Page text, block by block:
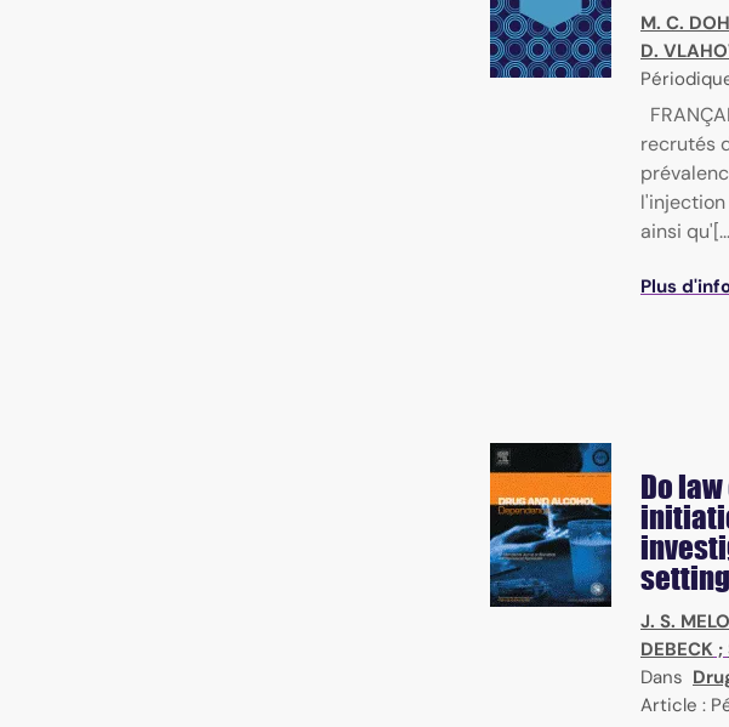
M. C.
D.
recrutés
ainsi
Plus
Do
J. S. MELO
DEBECK ;
Dans
Article :